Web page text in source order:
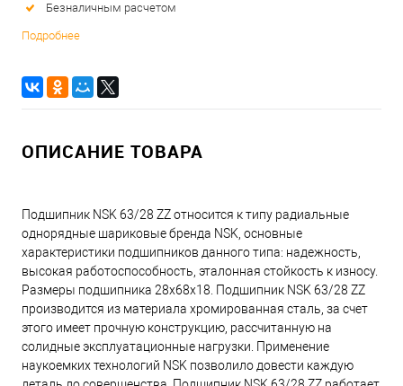
Безналичным расчетом
Подробнее
ОПИСАНИЕ ТОВАРА
Подшипник NSK 63/28 ZZ относится к типу радиальные
однорядные шариковые бренда NSK, основные
характеристики подшипников данного типа: надежность,
высокая работоспособность, эталонная стойкость к износу.
Размеры подшипника 28x68x18. Подшипник NSK 63/28 ZZ
производится из материала хромированная сталь, за счет
этого имеет прочную конструкцию, рассчитанную на
солидные эксплуатационные нагрузки. Применение
наукоемких технологий NSK позволило довести каждую